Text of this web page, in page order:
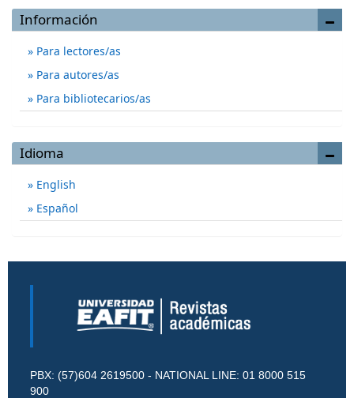
Información
Para lectores/as
Para autores/as
Para bibliotecarios/as
Idioma
English
Español
PBX: (57)604 2619500 - NATIONAL LINE: 01 8000 515
900